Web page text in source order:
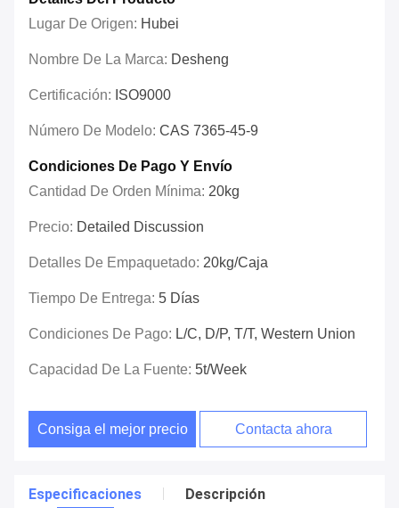
Lugar De Origen: Hubei
Nombre De La Marca: Desheng
Certificación: ISO9000
Número De Modelo: CAS 7365-45-9
Condiciones De Pago Y Envío
Cantidad De Orden Mínima: 20kg
Precio: Detailed Discussion
Detalles De Empaquetado: 20kg/caja
Tiempo De Entrega: 5 Días
Condiciones De Pago: L/C, D/P, T/T, Western Union
Capacidad De La Fuente: 5t/week
Consiga el mejor precio Contacta ahora
Especificaciones Descripción